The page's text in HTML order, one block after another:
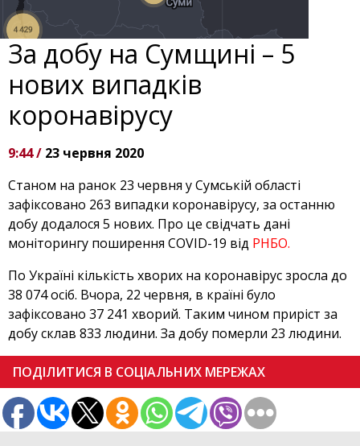
За добу на Сумщині – 5
нових випадків
коронавірусу
9:44 / 23 червня 2020
Станом на ранок 23 червня у Сумській області
зафіксовано 263 випадки коронавірусу, за останню
добу додалося 5 нових. Про це свідчать дані
моніторингу поширення COVID-19 від РНБО.
По Україні кількість хворих на коронавірус зросла до
38 074 осіб. Вчора, 22 червня, в країні було
зафіксовано 37 241 хворий. Таким чином приріст за
добу склав 833 людини. За добу померли 23 людини.
ПОДІЛИТИСЯ В СОЦІАЛЬНИХ МЕРЕЖАХ